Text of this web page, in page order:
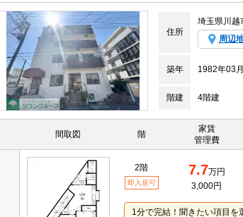
住所
埼玉県川越
周辺
築年
1982年03
階建 4階建
間取図 階
家賃
管理費
2階
即入居可
7.7万円
3,000円
1分で完結！聞きたい項目を